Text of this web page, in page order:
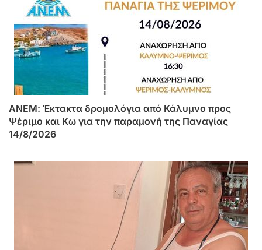
ΑΝΕΜ: Έκτακτα δρομολόγια από Κάλυμνο προς
Ψέριμο και Κω για την παραμονή της Παναγίας
14/8/2026